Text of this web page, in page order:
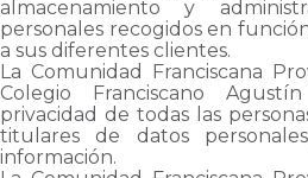
almacenamiento y
personales recogidos en
a sus diferentes clientes.
La Comunidad Franciscana
Colegio Franciscano
privacidad de todas las
titulares de datos
información.